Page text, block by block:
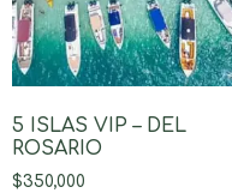
5 ISLAS VIP – DEL
ROSARIO
$350,000